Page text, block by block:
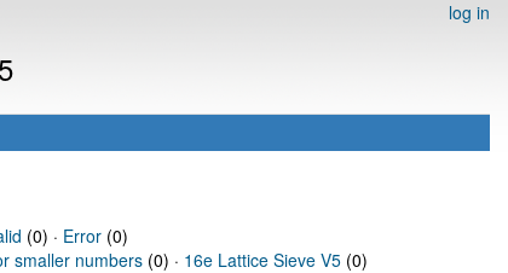
log in
(0) · Error(0)
smaller numbers (0) · 16e Lattice Sieve V5 (0)